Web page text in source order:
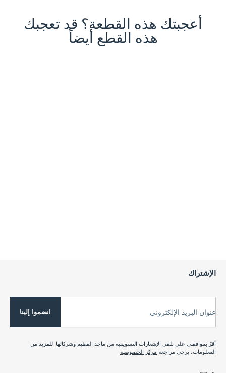
أعجبتك هذه القطعة؟ قد تعجبك
هذه القطع أيضاً
الإشتراك
عنوان البريد الإلكتروني انضموا إلينا
أقرّ بموافقتي على تلقي الإشعارات التسويقية من ماجد الفطيم وشركائها. للمزيد من
المعلومات، يرجى مراجعة مركز الخصوصية